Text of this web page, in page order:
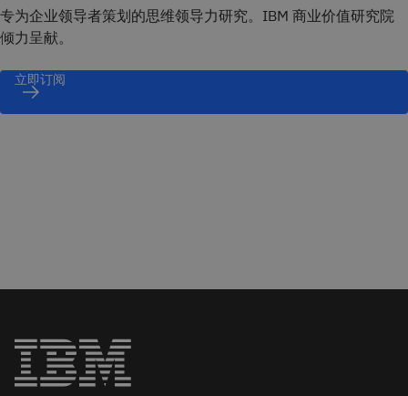
专为企业领导者策划的思维领导力研究。IBM 商业价值研究院
倾力呈献。
立即订阅